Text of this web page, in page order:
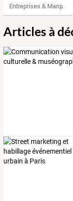
Entreprises & Marques
Articles à